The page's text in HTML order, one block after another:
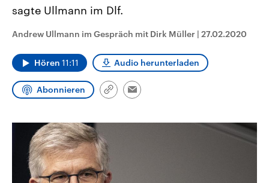
und Hintergründe zu den Parteien
Wahl.
Sendungen Programm
sagte Ullmann im Dlf.
Andrew Ullmann im Gespräch mit Dirk Müller | 27.02.2020
Hören 11:11 Audio herunterladen
Abonnieren
Link
Email